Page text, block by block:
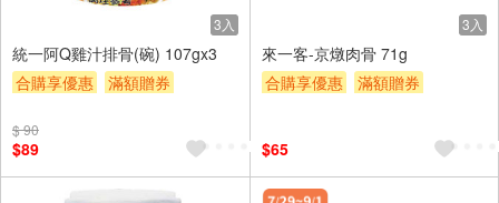
3入
統一阿Q雞汁排骨(碗) 107gx3
合購享優惠
滿額贈券
$ 90
$89
3入
來一客-京燉肉骨 71g
合購享優惠
滿額贈券
$65